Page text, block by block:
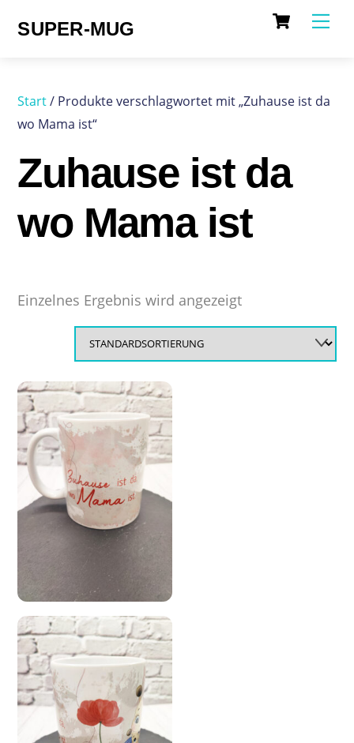
Cart
SUPER-MUG
Start/ Produkte verschlagwortet mit „Zuhause ist da
wo Mama ist“
Zuhause ist da
wo Mama ist
Einzelnes Ergebnis wird angezeigt